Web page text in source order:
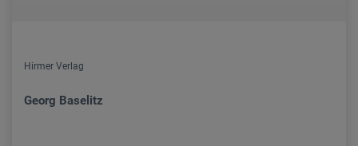
Hirmer Verlag
Georg Baselitz